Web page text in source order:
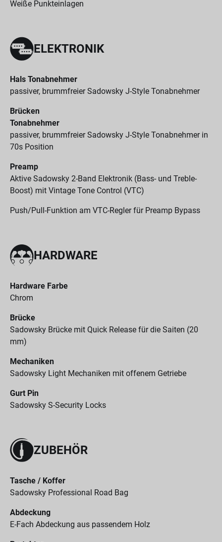
Weiße Punkteinlagen
ELEKTRONIK
Hals Tonabnehmer
passiver, brummfreier Sadowsky J-Style Tonabnehmer
Brücken
Tonabnehmer
passiver, brummfreier Sadowsky J-Style Tonabnehmer in
70s Position
Preamp
Aktive Sadowsky 2-Band Elektronik (Bass- und Treble-
Boost) mit Vintage Tone Control (VTC)
Push/Pull-Funktion am VTC-Regler für Preamp Bypass
HARDWARE
Hardware Farbe
Chrom
Brücke
Sadowsky Brücke mit Quick Release für die Saiten (20
mm)
Mechaniken
Sadowsky Light Mechaniken mit offenem Getriebe
Gurt Pin
Sadowsky S-Security Locks
ZUBEHÖR
Tasche / Koffer
Sadowsky Professional Road Bag
Abdeckung
E-Fach Abdeckung aus passendem Holz